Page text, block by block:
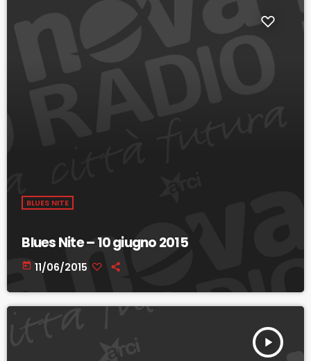
BLUES NITE
Blues Nite – 10 giugno 2015
today 11/06/2015
play_arrow